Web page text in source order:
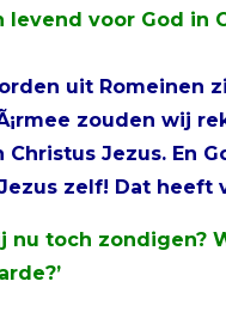
levend voor God in
uit Romeinen
zouden wij
Christus Jezus. En
zelf! Dat
nu toch